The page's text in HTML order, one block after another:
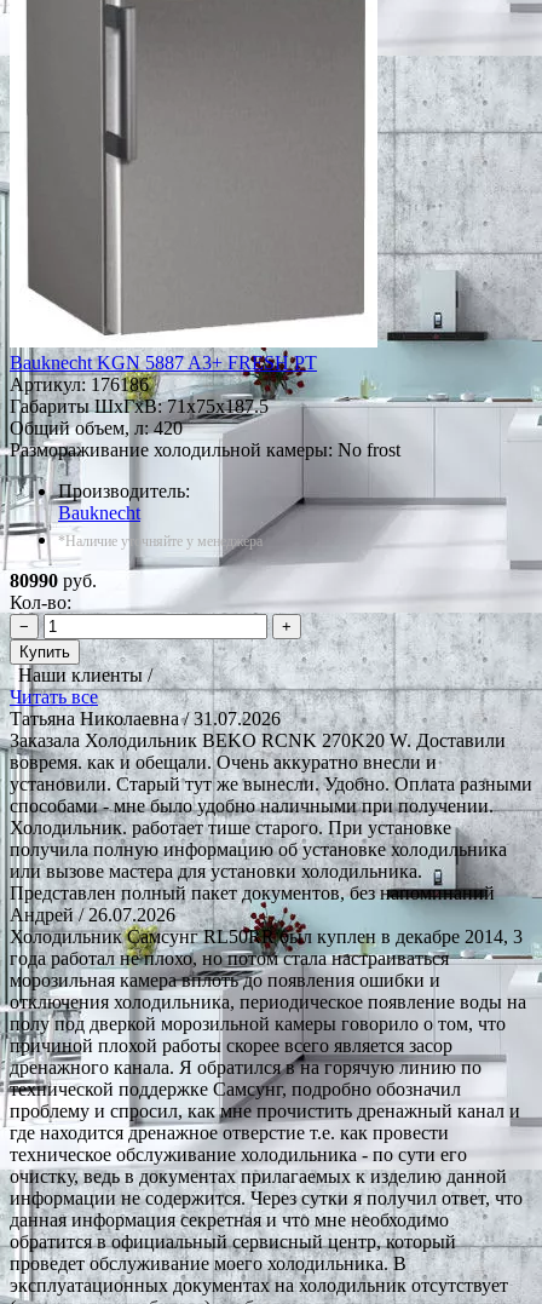
Bauknecht KGN 5887 A3+ FRESH PT
Артикул: 176186
Габариты ШxГxВ: 71x75x187.5
Общий объем, л: 420
Размораживание холодильной камеры: No frost
Производитель:
Bauknecht
*Наличие уточняйте у менеджера
80990 руб.
Кол-во:
−
+
Купить
Наши клиенты /
Читать все
Татьяна Николаевна/ 31.07.2026
Заказала Холодильник BEKO RCNK 270K20 W. Доставили
вовремя. как и обещали. Очень аккуратно внесли и
установили. Старый тут же вынесли. Удобно. Оплата разными
способами - мне было удобно наличными при получении.
Холодильник. работает тише старого. При установке
получила полную информацию об установке холодильника
или вызове мастера для установки холодильника.
Представлен полный пакет документов, без напоминаний
Андрей/ 26.07.2026
Холодильник Самсунг RL50RR был куплен в декабре 2014, 3
года работал не плохо, но потом стала настраиваться
морозильная камера вплоть до появления ошибки и
отключения холодильника, периодическое появление воды на
полу под дверкой морозильной камеры говорило о том, что
причиной плохой работы скорее всего является засор
дренажного канала. Я обратился в на горячую линию по
технической поддержке Самсунг, подробно обозначил
проблему и спросил, как мне прочистить дренажный канал и
где находится дренажное отверстие т.е. как провести
техническое обслуживание холодильника - по сути его
очистку, ведь в документах прилагаемых к изделию данной
информации не содержится. Через сутки я получил ответ, что
данная информация секретная и что мне необходимо
обратится в официальный сервисный центр, который
проведет обслуживание моего холодильника. В
эксплуатационных документах на холодильник отсутствует